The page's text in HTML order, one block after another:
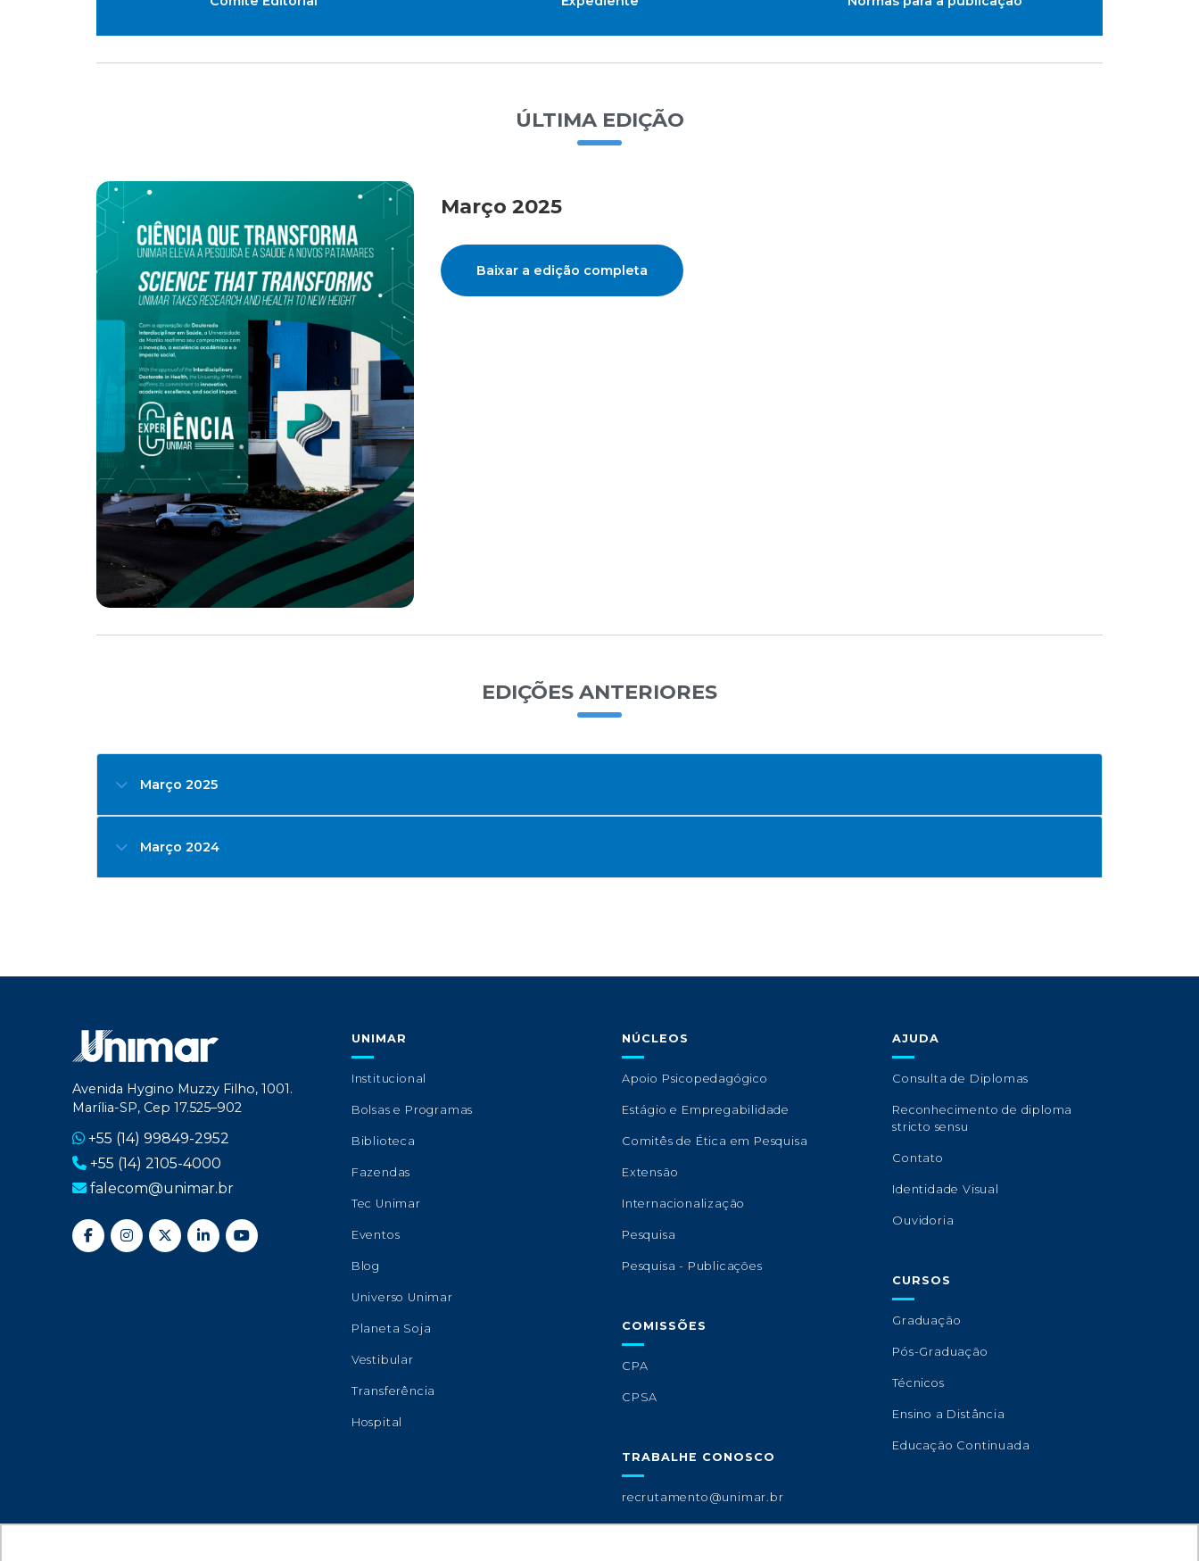
ÚLTIMA EDIÇÃO
Março 2025
Baixar a edição completa
EDIÇÕES ANTERIORES
Março 2025
Março 2024
Avenida Hygino Muzzy Filho, 1001.
Marília-SP, Cep 17.525–902
+55 (14) 99849-2952
+55 (14) 2105-4000
falecom@unimar.br
UNIMAR
Institucional
Bolsas e Programas
Biblioteca
Fazendas
Tec Unimar
Eventos
Blog
Universo Unimar
Planeta Soja
Vestibular
Transferência
Hospital
NÚCLEOS
Apoio Psicopedagógico
Estágio e Empregabilidade
Comitês de Ética em Pesquisa
Extensão
Internacionalização
Pesquisa
Pesquisa - Publicações
COMISSÕES
CPA
CPSA
TRABALHE CONOSCO
recrutamento@unimar.br
AJUDA
Consulta de Diplomas
Reconhecimento de diploma
stricto sensu
Contato
Identidade Visual
Ouvidoria
CURSOS
Graduação
Pós-Graduação
Técnicos
Ensino a Distância
Educação Continuada